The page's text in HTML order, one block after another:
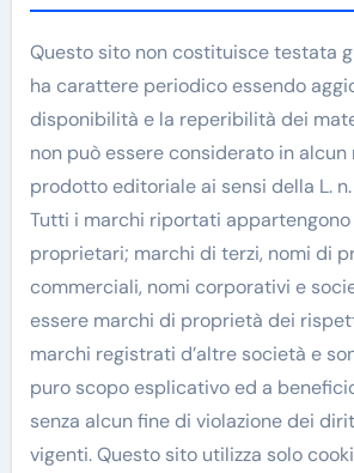
Questo sito non costituisce testata
ha carattere periodico essendo
disponibilità e la reperibilità dei
non può essere considerato in alcun
prodotto editoriale ai sensi della L.
Tutti i marchi riportati
proprietari; marchi di terzi, nomi di
commerciali, nomi corporativi e
essere marchi di proprietà dei
marchi registrati d’altre società e
puro scopo esplicativo ed a
senza alcun fine di violazione dei
vigenti. Questo sito utilizza solo